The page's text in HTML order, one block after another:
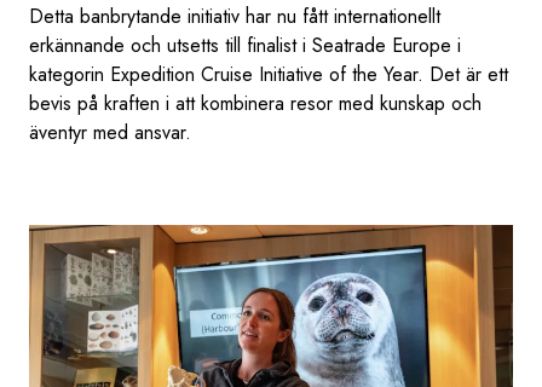
Detta banbrytande initiativ har nu fått internationellt
erkännande och utsetts till finalist i Seatrade Europe i
kategorin Expedition Cruise Initiative of the Year. Det är ett
bevis på kraften i att kombinera resor med kunskap och
äventyr med ansvar.